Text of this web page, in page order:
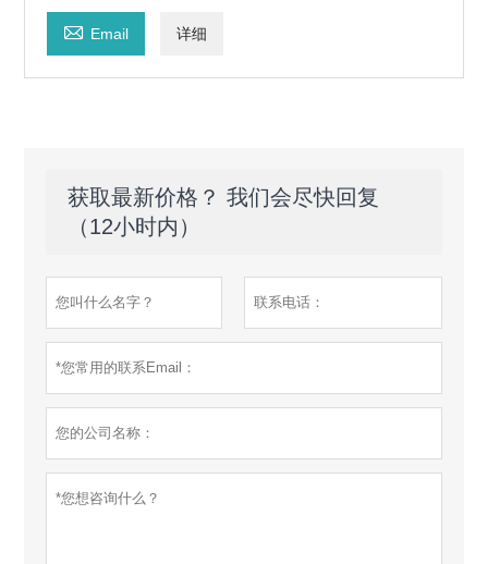
 Email 详细
获取最新价格？ 我们会尽快回复
（12小时内）